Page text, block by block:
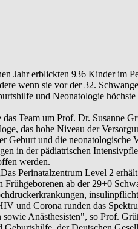
Jahr erblickten 936 Kinder im
wenn sie vor der 32.
und Neonatologie
das Team um Prof. Dr.
das hohe Niveau der
Geburt und die
in der pädiatrischen
werden.
Perinatalzentrum Level 2
ab der 29+0
und Corona runden das
Anästhesisten", so Prof.